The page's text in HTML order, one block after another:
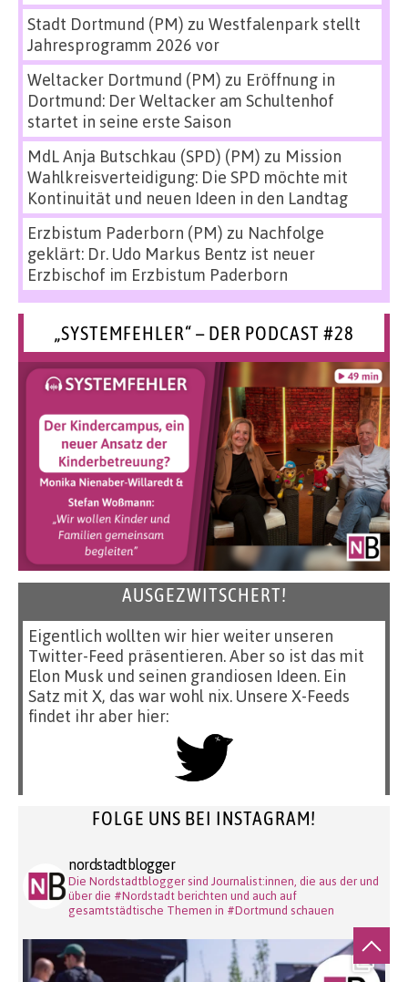
Stadt Dortmund (PM) zu Westfalenpark stellt
Jahresprogramm 2026 vor
Weltacker Dortmund (PM) zu Eröffnung in
Dortmund: Der Weltacker am Schultenhof
startet in seine erste Saison
MdL Anja Butschkau (SPD) (PM) zu Mission
Wahlkreisverteidigung: Die SPD möchte mit
Kontinuität und neuen Ideen in den Landtag
Erzbistum Paderborn (PM) zu Nachfolge
geklärt: Dr. Udo Markus Bentz ist neuer
Erzbischof im Erzbistum Paderborn
„SYSTEMFEHLER“ – DER PODCAST #28
AUSGEZWITSCHERT!
Eigentlich wollten wir hier weiter unseren
Twitter-Feed präsentieren. Aber so ist das mit
Elon Musk und seinen grandiosen Ideen. Ein
Satz mit X, das war wohl nix. Unsere X-Feeds
findet ihr aber hier:
FOLGE UNS BEI INSTAGRAM!
nordstadtblogger
Die Nordstadtblogger sind Journalist:innen, die aus der und
über die #Nordstadt berichten und auch auf
gesamtstädtische Themen in #Dortmund schauen